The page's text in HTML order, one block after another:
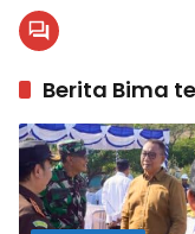
Berita Bima